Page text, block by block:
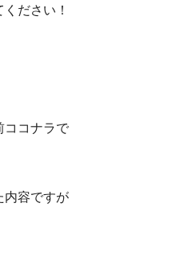
ださい！
ココナラで
内容ですが